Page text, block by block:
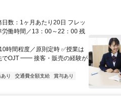
数：1ヶ月あたり20日 フレッ
働時間／13：00～22：00 残
時間程度／原則定時 ✅授業は
でOJT ━━ 接客・販売の経験が
り 交通費全額支給
賞与あり